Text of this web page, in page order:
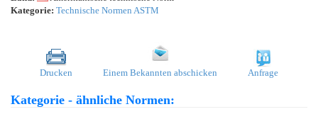
Kategorie: Technische Normen ASTM
Drucken Einem Bekannten abschicken Anfrage
Kategorie - ähnliche Normen: